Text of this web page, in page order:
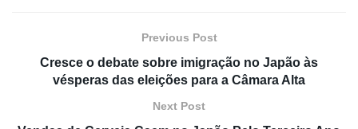
Previous Post
Cresce o debate sobre imigração no Japão às
vésperas das eleições para a Câmara Alta
Next Post